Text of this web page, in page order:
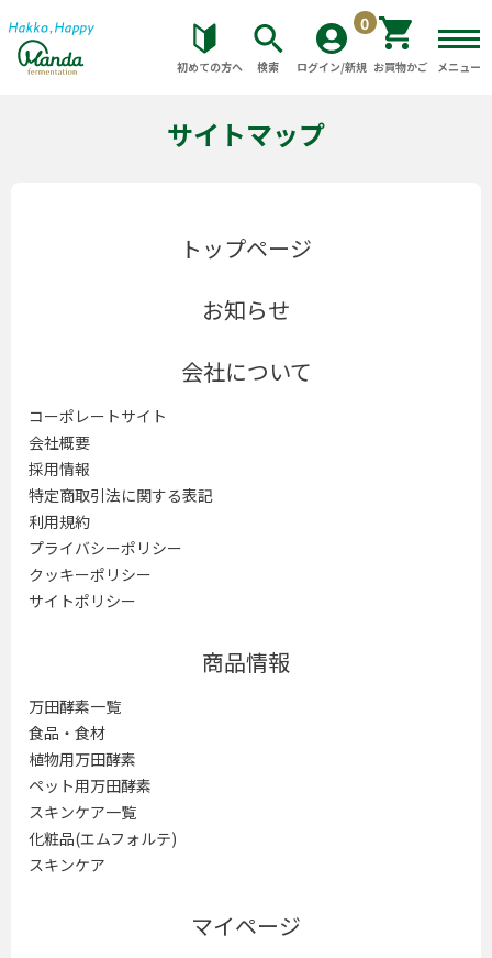
初めての方へ 検索 ログイン/新規お買物かご
0
メニュー
サイトマップ
トップページ
お知らせ
会社について
コーポレートサイト
会社概要
採用情報
特定商取引法に関する表記
利用規約
プライバシーポリシー
クッキーポリシー
サイトポリシー
商品情報
万田酵素一覧
食品・食材
植物用万田酵素
ペット用万田酵素
スキンケア一覧
化粧品(エムフォルテ)
スキンケア
マイページ